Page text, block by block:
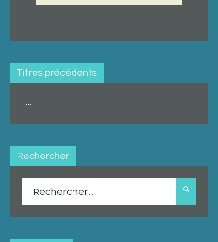
Titres précédents
...
Rechercher
Rechercher :